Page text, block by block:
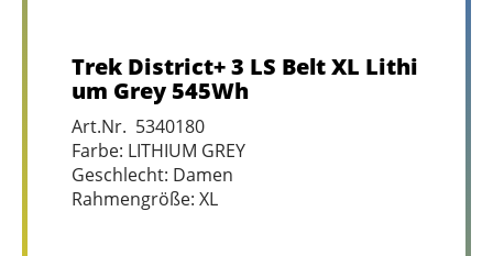
Trek District+ 3 LS Belt XL Lithi
um Grey 545Wh
Art.Nr. 5340180
Farbe: LITHIUM GREY
Geschlecht: Damen
Rahmengröße: XL